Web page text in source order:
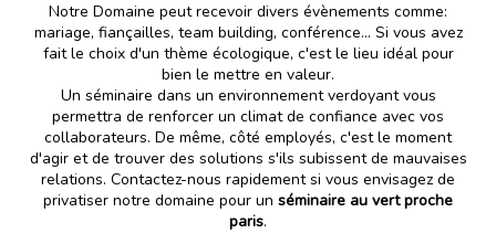
Notre Domaine peut recevoir divers évènements comme:
mariage, fiançailles, team building, conférence... Si vous avez
fait le choix d'un thème écologique, c'est le lieu idéal pour
bien le mettre en valeur.
Un séminaire dans un environnement verdoyant vous
permettra de renforcer un climat de confiance avec vos
collaborateurs. De même, côté employés, c'est le moment
d'agir et de trouver des solutions s'ils subissent de mauvaises
relations. Contactez-nous rapidement si vous envisagez de
privatiser notre domaine pour un séminaire au vert proche
paris.